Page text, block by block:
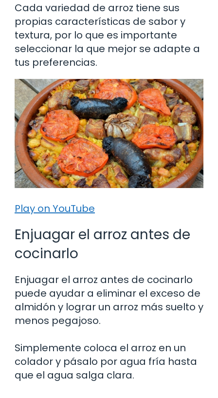
Cada variedad de arroz tiene sus
propias características de sabor y
textura, por lo que es importante
seleccionar la que mejor se adapte a
tus preferencias.
Play on YouTube
Enjuagar el arroz antes de
cocinarlo
Enjuagar el arroz antes de cocinarlo
puede ayudar a eliminar el exceso de
almidón y lograr un arroz más suelto y
menos pegajoso.
Simplemente coloca el arroz en un
colador y pásalo por agua fría hasta
que el agua salga clara.